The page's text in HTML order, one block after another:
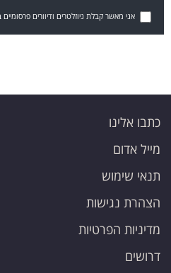
אני מאשר קבלת ניוזלטרים ודיוורים
כתבו אלינו
מייל אדום
תנאי שימוש
הצהרת נגישות
מדיניות הפרטיות
דרושים